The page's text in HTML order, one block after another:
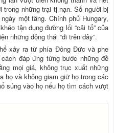
trong những trại tị nạn. Số người bị
một tăng. Chính phủ Hungary,
tận dụng đường lối “cải tổ” của
những động thái “đi trên dây”.
xảy ra từ phía Đông Đức và phe
đáp ứng từng bước những đề
mọi giá, không trục xuất những
và không giam giữ họ trong các
súng vào họ nếu họ tìm cách vượt